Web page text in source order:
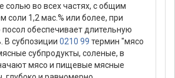
солью во всех частях, с общим
соли 1,2 мас.% или более, при
посол обеспечивает длительную
В субпозиции 0210 99 термин "мясо
субпродукты, соленые, в
мясо и пищевые мясные